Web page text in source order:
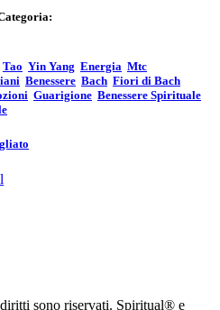
Tao Yin Yang Energia Mtc
Benessere Bach Fiori di Bach
Guarigione Benessere Spirituale
sono riservati. Spiritual® e